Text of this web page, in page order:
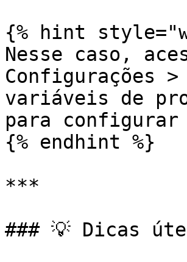
{% hint
Nesse caso,
Configurações
variáveis de
para configurar
{% endhint %}
***
### 💡 Dicas